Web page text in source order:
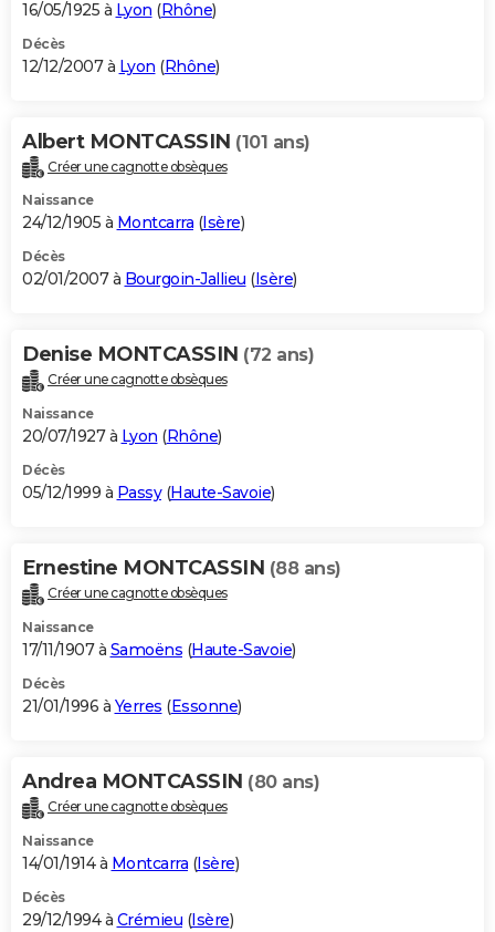
16/05/1925 à Lyon (Rhône)
Décès
12/12/2007 à Lyon (Rhône)
Albert MONTCASSIN (101 ans)
Créer une cagnotte obsèques
Naissance
24/12/1905 à Montcarra (Isère)
Décès
02/01/2007 à Bourgoin-Jallieu (Isère)
Denise MONTCASSIN (72 ans)
Créer une cagnotte obsèques
Naissance
20/07/1927 à Lyon (Rhône)
Décès
05/12/1999 à Passy(Haute-Savoie)
Ernestine MONTCASSIN (88 ans)
Créer une cagnotte obsèques
Naissance
17/11/1907 à Samoëns (Haute-Savoie)
Décès
21/01/1996 à Yerres (Essonne)
Andrea MONTCASSIN (80 ans)
Créer une cagnotte obsèques
Naissance
14/01/1914 à Montcarra (Isère)
Décès
29/12/1994 à Crémieu (Isère)